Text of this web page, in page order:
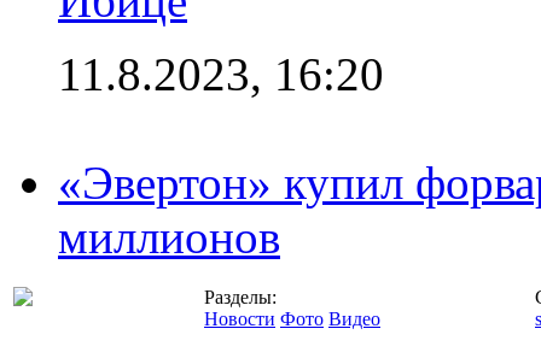
11.8.2023, 16:20
«Эвертон» купил
миллионов
Разделы:
Новости Фото Видео